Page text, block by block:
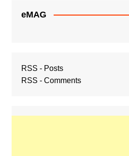
eMAG
RSS - Posts
RSS - Comments